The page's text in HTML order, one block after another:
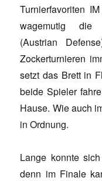
Turnierfavoriten
wagemutig die
(Austrian
Zockerturnieren
setzt das Brett in
beide Spieler
Hause. Wie auch
in Ordnung.
Lange konnte
denn im Finale